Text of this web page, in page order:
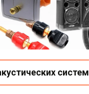
систем